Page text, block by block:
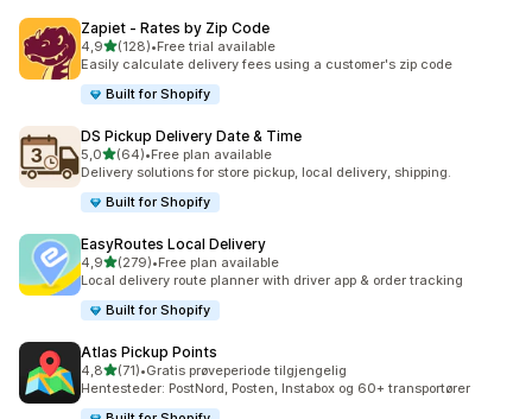
Zapiet ‑ Rates by Zip Code
4,9av 5 stjerner
(128)
Totalt 128 omtaler
•Free trial available
Easily calculate delivery fees using a customer's zip code
Built for Shopify
DS Pickup Delivery Date & Time
5,0av 5 stjerner
(64)
Totalt 64 omtaler
•Free plan available
Delivery solutions for store pickup, local delivery, shipping.
Built for Shopify
EasyRoutes Local Delivery
4,9av 5 stjerner
(279)
Totalt 279 omtaler
•Free plan available
Local delivery route planner with driver app & order tracking
Built for Shopify
Atlas Pickup Points
4,8av 5 stjerner
(71)
Totalt 71 omtaler
•Gratis prøveperiode tilgjengelig
Hentesteder: PostNord, Posten, Instabox og 60+ transportører